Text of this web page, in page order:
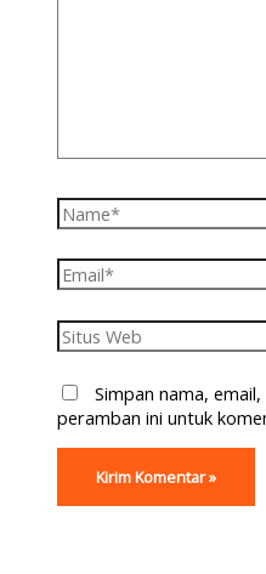
Simpan nama,
peramban ini untuk